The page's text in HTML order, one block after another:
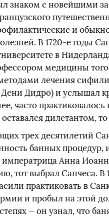
знаком с новейшими
и
В 1720-е годы
в
медицины того
лечения
Дидро) и услышал
часто практиковалось
дилетантом,
трех десятилетий
банных процедур,
императрица Анна
тот выбрал Санчеса.
практиковать в
и пробыл на этой
— он узнал, что